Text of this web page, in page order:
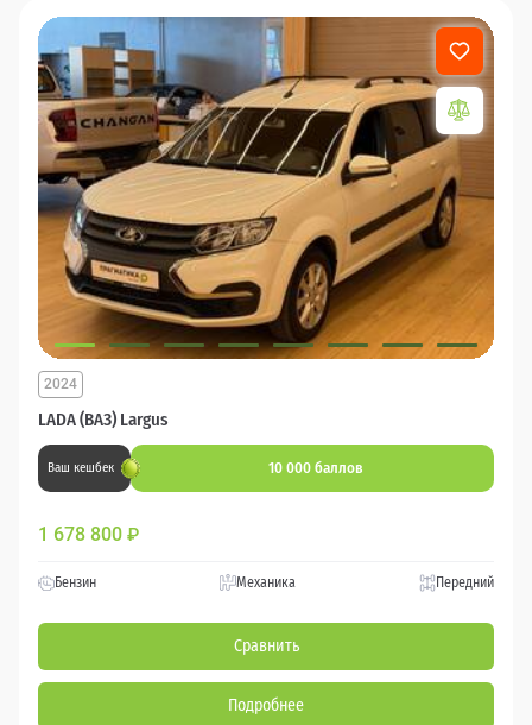
LADA (ВАЗ) Largus
2024
Ваш кешбек 10 000 баллов
1 678 800 ₽
Бензин Механика Передний
Сравнить
Подробнее